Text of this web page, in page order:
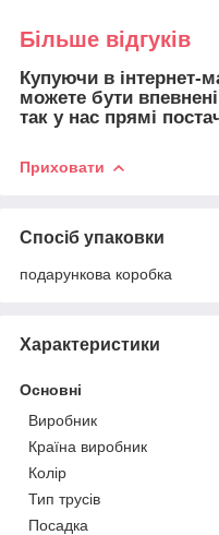
Більше відгуків
Купуючи в інтернет-
можете бути
так у нас прямі
Приховати
Спосіб упаковки
подарункова коробка
Характеристики
Основні
Виробник
Країна виробник
Колір
Тип трусів
Посадка